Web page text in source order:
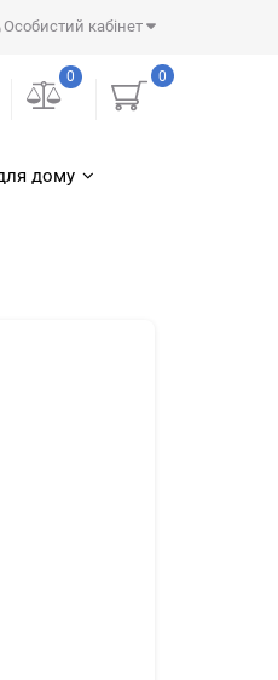
Особистий кабінет
0
0
дому